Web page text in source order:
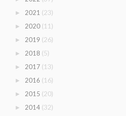
► 2021 (23)
► 2020 (11)
► 2019 (26)
► 2018 (5)
► 2017 (13)
► 2016 (16)
► 2015 (20)
► 2014 (32)